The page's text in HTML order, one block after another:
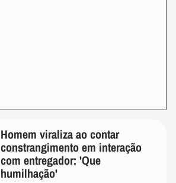
Homem viraliza ao contar
constrangimento em interação
com entregador: 'Que
humilhação'